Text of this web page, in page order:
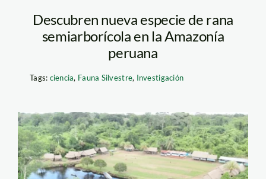
Descubren nueva especie de rana
semiarborícola en la Amazonía
peruana
Tags: ciencia, Fauna Silvestre, Investigación
Diseño sin título (37)